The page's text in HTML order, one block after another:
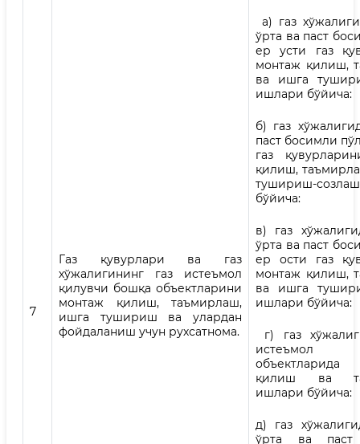
7
Газ қувурлари ва газ
хўжалигининг газ истеъмол
қилувчи бошқа объектларини
монтаж қилиш, таъмирлаш,
ишга тушириш ва улардан
фойдаланиш учун рухсатнома.
а) газ
ўрта ва паст
ер усти газ
монтаж қилиш,
ва ишга
ишлари бўйича:
б) газ
паст босимли
газ
қилиш,
тушириш-
бўйича:
в) газ
ўрта ва паст
ер ости газ
монтаж қилиш,
ва ишга
ишлари бўйича:
г) газ
истеъмол
қилиш ва
ишлари бўйича:
д) газ
ўрта ва паст